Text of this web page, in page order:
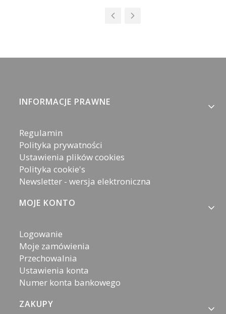
Linki w stopce
INFORMACJE PRAWNE
Regulamin
Polityka prywatności
Ustawienia plików cookies
Polityka cookie's
Newsletter - wersja elektroniczna
MOJE KONTO
Logowanie
Moje zamówienia
Przechowalnia
Ustawienia konta
Numer konta bankowego
ZAKUPY